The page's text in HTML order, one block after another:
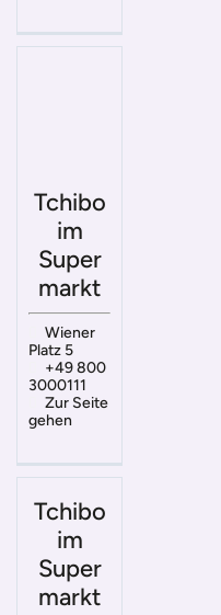
Tchibo
im
Super
markt
Wiener
Platz 5
+49 800
3000111
Zur Seite
gehen
Tchibo
im
Super
markt